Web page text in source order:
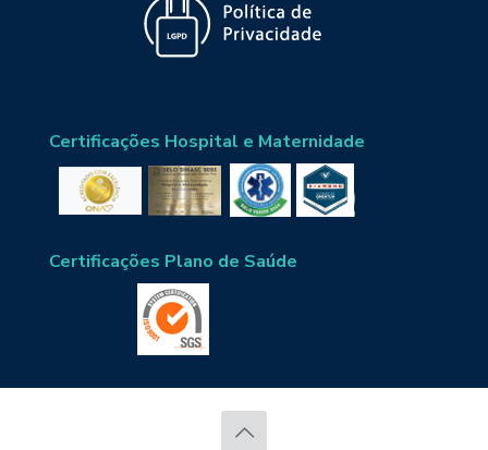
Certificações Hospital e Maternidade
Certificações Plano de Saúde